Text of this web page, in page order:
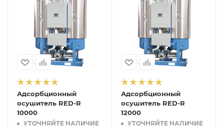
Адсорбционный
осушитель RED-R
10000
УТОЧНЯЙТЕ НАЛИЧИЕ
Адсорбционный
осушитель RED-R
12000
УТОЧНЯЙТЕ НАЛИЧИЕ